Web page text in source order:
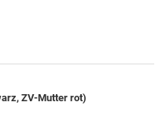
ZV-Mutter rot)